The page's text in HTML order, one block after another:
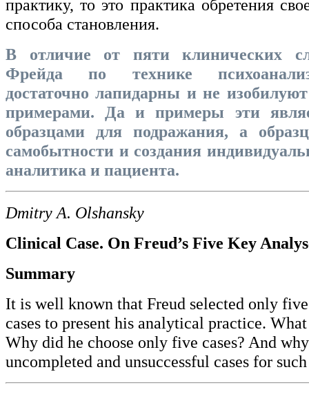
практику, то это практика обретения
способа становления.
В отличие от пяти клинических
Фрейда по технике
достаточно лапидарны и не
примерами. Да и примеры эти
образцами для подражания, а
самобытности и создания
аналитика и пациента.
Dmitry A. Olshansky
Clinical Case. On Freud’s Five Key
Summary
It is well known that Freud selected only
cases to present his analytical practice.
Why did he choose only five cases? And
uncompleted and unsuccessful cases for